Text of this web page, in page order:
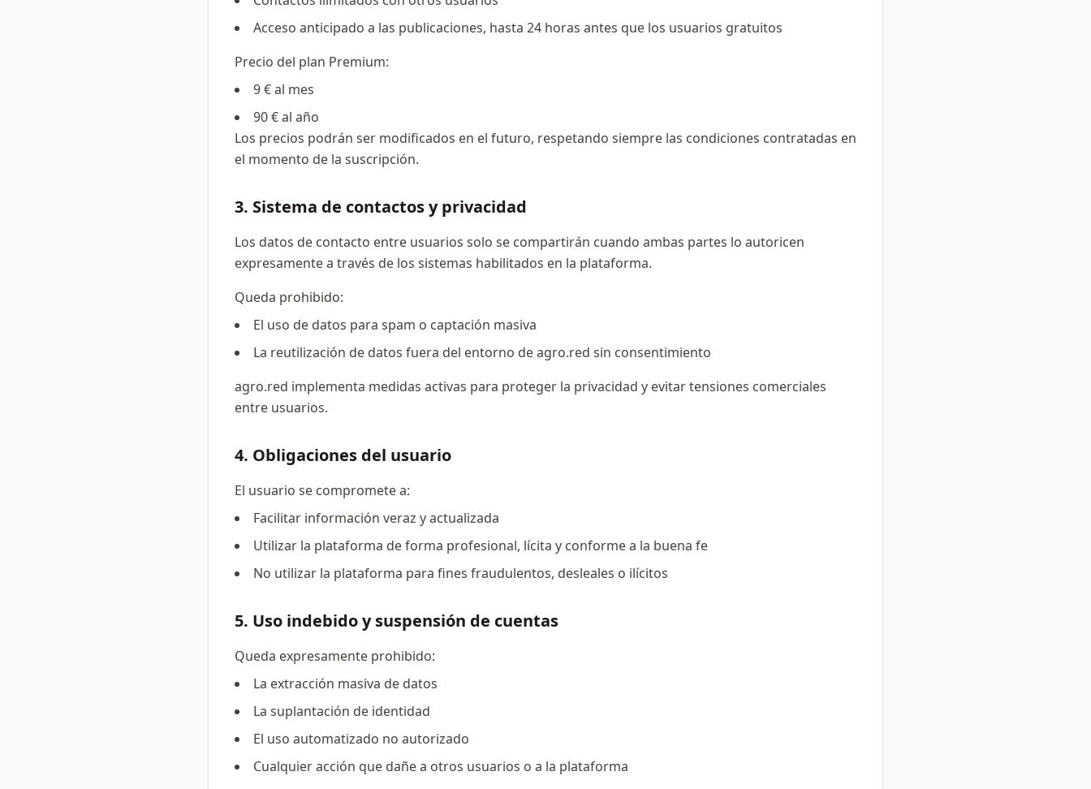
Acceso anticipado a las publicaciones, hasta 24 horas antes que los usuarios gratuitos
Precio del plan Premium:
9 € al mes
90 € al año
Los precios podrán ser modificados en el futuro, respetando siempre las condiciones contratadas en
el momento de la suscripción.
3. Sistema de contactos y privacidad
Los datos de contacto entre usuarios solo se compartirán cuando ambas partes lo autoricen
expresamente a través de los sistemas habilitados en la plataforma.
Queda prohibido:
El uso de datos para spam o captación masiva
La reutilización de datos fuera del entorno de agro.red sin consentimiento
agro.red implementa medidas activas para proteger la privacidad y evitar tensiones comerciales
entre usuarios.
4. Obligaciones del usuario
El usuario se compromete a:
Facilitar información veraz y actualizada
Utilizar la plataforma de forma profesional, lícita y conforme a la buena fe
No utilizar la plataforma para fines fraudulentos, desleales o ilícitos
5. Uso indebido y suspensión de cuentas
Queda expresamente prohibido:
La extracción masiva de datos
La suplantación de identidad
El uso automatizado no autorizado
Cualquier acción que dañe a otros usuarios o a la plataforma